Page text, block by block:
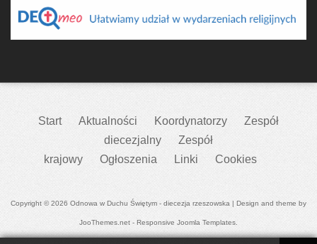
Start Aktualności Koordynatorzy
Zespół
diecezjalny
Zespół
krajowy
Ogłoszenia Linki Cookies
Copyright © 2026 Odnowa w Duchu Świętym - diecezja rzeszowska | Design and theme by
JooThemes.net - Responsive Joomla Templates